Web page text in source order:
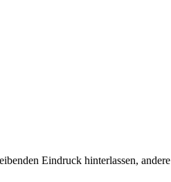
Eindruck hinterlassen, andere